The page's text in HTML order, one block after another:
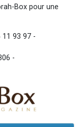
Box pour une
11 93 97 -
-